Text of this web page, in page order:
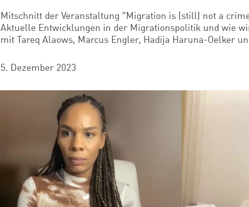
Mitschnitt der Veranstaltung "Migration is (still) not a
Aktuelle Entwicklungen in der Migrationspolitik und wie
mit Tareq Alaows, Marcus Engler, Hadija Haruna-Oelker
5. Dezember 2023